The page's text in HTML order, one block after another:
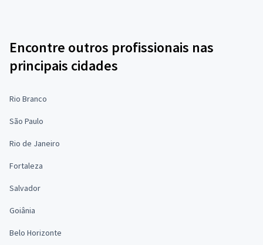
Encontre outros profissionais nas
principais cidades
Rio Branco
São Paulo
Rio de Janeiro
Fortaleza
Salvador
Goiânia
Belo Horizonte